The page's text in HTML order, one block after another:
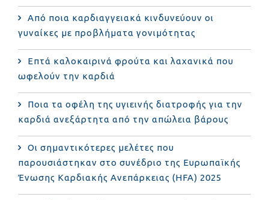
Από ποια καρδιαγγειακά κινδυνεύουν οι
γυναίκες με προβλήματα γονιμότητας
Επτά καλοκαιρινά φρούτα και λαχανικά που
ωφελούν την καρδιά
Ποια τα οφέλη της υγιεινής διατροφής για την
καρδιά ανεξάρτητα από την απώλεια βάρους
Οι σημαντικότερες μελέτες που
παρουσιάστηκαν στο συνέδριο της Ευρωπαϊκής
Ένωσης Καρδιακής Ανεπάρκειας (HFA) 2025